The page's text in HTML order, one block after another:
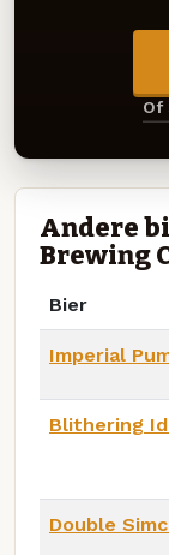
Of
Andere
Brewing
Bier
Imperial
Blithering
Double